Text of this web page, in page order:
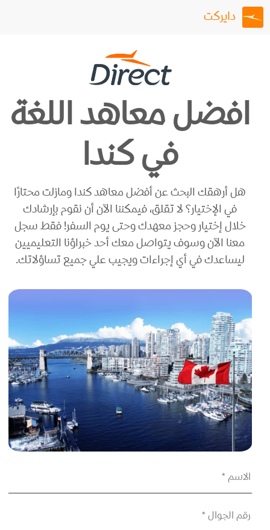
دايركت
افضل معاهد اللغة
في كندا
هل أرهقك البحث عن أفضل معاهد كندا ومازلت محتارًا
في الإختيار؟ لا تقلق، فيمكننا الآن أن نقوم بإرشادك
خلال إختيار وحجز معهدك وحتى يوم السفر! فقط سجل
معنا الآن وسوف يتواصل معك أحد خبراؤنا التعليميين
ليساعدك في أي إجراءات ويجيب علي جميع تساؤلاتك.
الاسم *
رقم الجوال *